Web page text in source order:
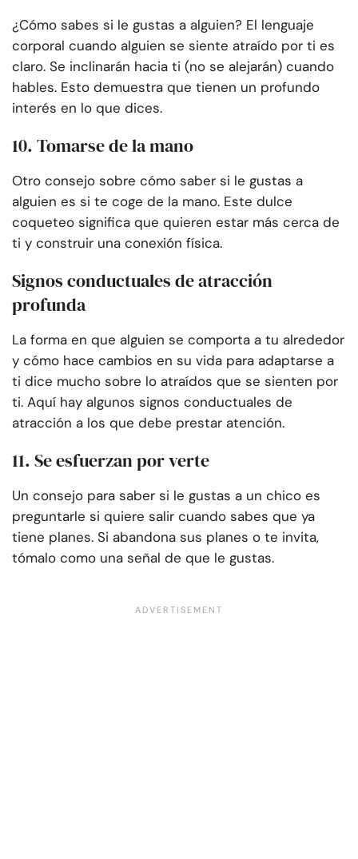
¿Cómo sabes si le gustas a alguien? El lenguaje
corporal cuando alguien se siente atraído por ti es
claro. Se inclinarán hacia ti (no se alejarán) cuando
hables. Esto demuestra que tienen un profundo
interés en lo que dices.
10. Tomarse de la mano
Otro consejo sobre cómo saber si le gustas a
alguien es si te coge de la mano. Este dulce
coqueteo significa que quieren estar más cerca de
ti y construir una conexión física.
Signos conductuales de atracción
profunda
La forma en que alguien se comporta a tu alrededor
y cómo hace cambios en su vida para adaptarse a
ti dice mucho sobre lo atraídos que se sienten por
ti. Aquí hay algunos signos conductuales de
atracción a los que debe prestar atención.
11. Se esfuerzan por verte
Un consejo para saber si le gustas a un chico es
preguntarle si quiere salir cuando sabes que ya
tiene planes. Si abandona sus planes o te invita,
tómalo como una señal de que le gustas.